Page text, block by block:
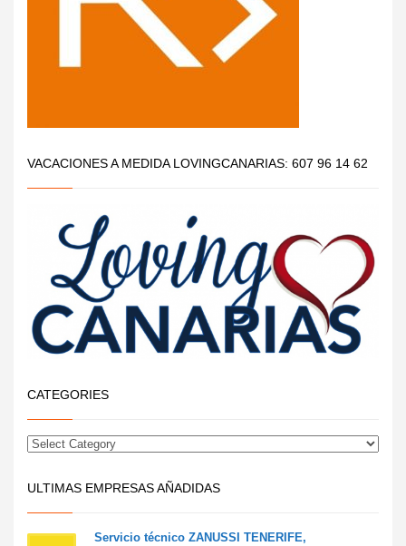
VACACIONES A MEDIDA LOVINGCANARIAS: 607 96 14 62
CATEGORIES
ULTIMAS EMPRESAS AÑADIDAS
Servicio técnico ZANUSSI TENERIFE,